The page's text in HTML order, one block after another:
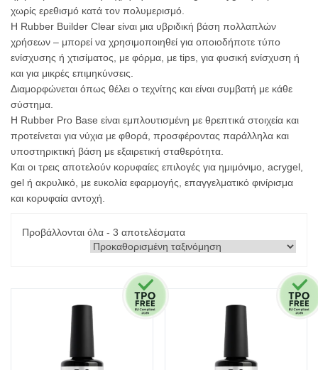
χωρίς ερεθισμό κατά τον πολυμερισμό.
Η Rubber Builder Clear είναι μια υβριδική βάση πολλαπλών
χρήσεων – μπορεί να χρησιμοποιηθεί για οποιοδήποτε τύπο
ενίσχυσης ή χτισίματος, με φόρμα, με tips, για φυσική ενίσχυση ή
και για μικρές επιμηκύνσεις.
Διαμορφώνεται όπως θέλει ο τεχνίτης και είναι συμβατή με κάθε
σύστημα.
Η Rubber Pro Base είναι εμπλουτισμένη με θρεπτικά στοιχεία και
προτείνεται για νύχια με φθορά, προσφέροντας παράλληλα και
υποστηρικτική βάση με εξαιρετική σταθερότητα.
Και οι τρεις αποτελούν κορυφαίες επιλογές για ημιμόνιμο, acrygel,
gel ή ακρυλικό, με ευκολία εφαρμογής, επαγγελματικό φινίρισμα
και κορυφαία αντοχή.
Προβάλλονται όλα - 3 αποτελέσματα